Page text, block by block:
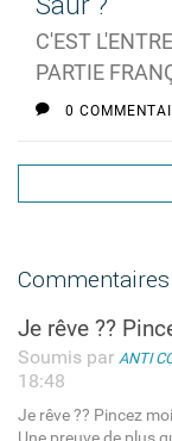
C'EST
PARTIE
0
Commentaires
Je rêve ??
Soumis par ANTI
18:48
Je rêve ?? Pincez